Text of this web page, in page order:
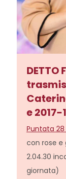
DETTO
e 2017-
Puntata 28
con rose e
2.04.30
giornata)